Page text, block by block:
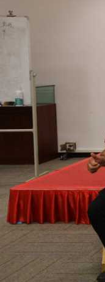
少年之声，何以中国！广东
动启动！
第17期全国青少儿口才训